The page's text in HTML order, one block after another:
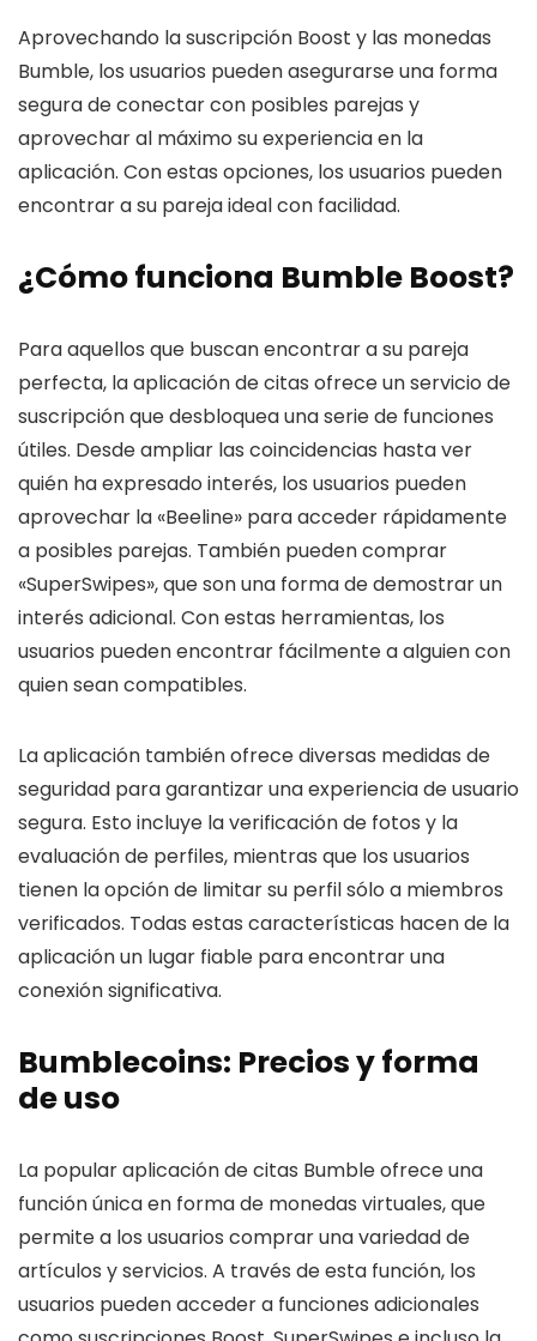
Aprovechando la suscripción Boost y las monedas
Bumble, los usuarios pueden asegurarse una forma
segura de conectar con posibles parejas y
aprovechar al máximo su experiencia en la
aplicación. Con estas opciones, los usuarios pueden
encontrar a su pareja ideal con facilidad.
¿Cómo funciona Bumble Boost?
Para aquellos que buscan encontrar a su pareja
perfecta, la aplicación de citas ofrece un servicio de
suscripción que desbloquea una serie de funciones
útiles. Desde ampliar las coincidencias hasta ver
quién ha expresado interés, los usuarios pueden
aprovechar la «Beeline» para acceder rápidamente
a posibles parejas. También pueden comprar
«SuperSwipes», que son una forma de demostrar un
interés adicional. Con estas herramientas, los
usuarios pueden encontrar fácilmente a alguien con
quien sean compatibles.
La aplicación también ofrece diversas medidas de
seguridad para garantizar una experiencia de usuario
segura. Esto incluye la verificación de fotos y la
evaluación de perfiles, mientras que los usuarios
tienen la opción de limitar su perfil sólo a miembros
verificados. Todas estas características hacen de la
aplicación un lugar fiable para encontrar una
conexión significativa.
Bumblecoins: Precios y forma
de uso
La popular aplicación de citas Bumble ofrece una
función única en forma de monedas virtuales, que
permite a los usuarios comprar una variedad de
artículos y servicios. A través de esta función, los
usuarios pueden acceder a funciones adicionales